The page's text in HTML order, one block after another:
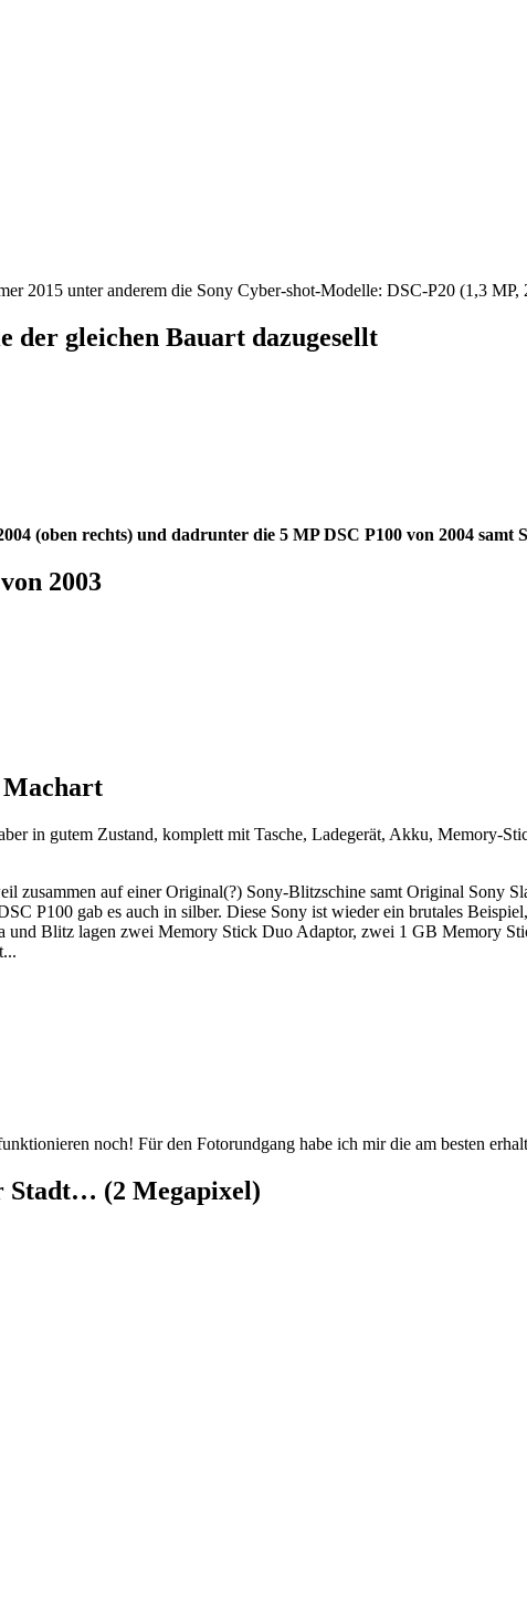
2015 unter anderem die Sony Cyber-shot-Modelle: DSC-P20 (1,3
der gleichen Bauart dazugesellt
(oben rechts) und dadrunter die 5 MP DSC P100 von 2004 samt
2003
Machart
in gutem Zustand, komplett mit Tasche, Ladegerät, Akku, Memory-
zusammen auf einer Original(?) Sony-Blitzschine samt Original
P100 gab es auch in silber. Diese Sony ist wieder ein brutales
und Blitz lagen zwei Memory Stick Duo Adaptor, zwei 1 GB Memory
noch! Für den Fotorundgang habe ich mir die am besten
Stadt… (2 Megapixel)